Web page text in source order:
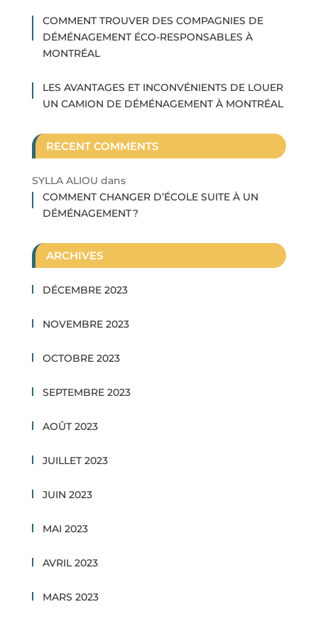
COMMENT TROUVER DES COMPAGNIES DE
DÉMÉNAGEMENT ÉCO-RESPONSABLES À
MONTRÉAL
LES AVANTAGES ET INCONVÉNIENTS DE LOUER
UN CAMION DE DÉMÉNAGEMENT À MONTRÉAL
RECENT COMMENTS
SYLLA ALIOU dans
COMMENT CHANGER D’ÉCOLE SUITE À UN
DÉMÉNAGEMENT ?
ARCHIVES
DÉCEMBRE 2023
NOVEMBRE 2023
OCTOBRE 2023
SEPTEMBRE 2023
AOÛT 2023
JUILLET 2023
JUIN 2023
MAI 2023
AVRIL 2023
MARS 2023